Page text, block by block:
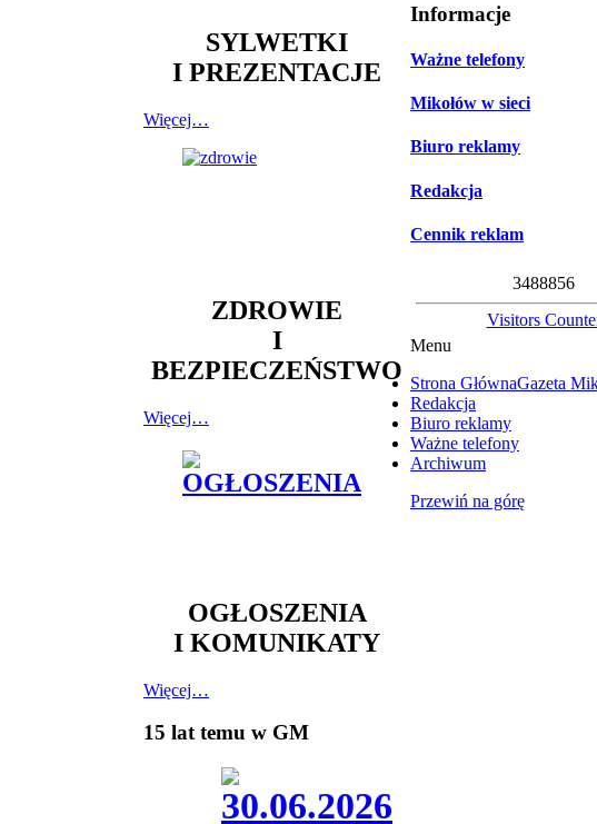
SYLWETKI
I PREZENTACJE
Więcej…
ZDROWIE
I
BEZPIECZEŃSTWO
Więcej…
OGŁOSZENIA
I KOMUNIKATY
Więcej…
15 lat temu w GM
Informacje
Ważne telefony
Mikołów w sieci
Biuro reklamy
Redakcja
Cennik reklam
3488856
Visitors
Menu
Strona GłównaGazeta
Redakcja
Biuro reklamy
Ważne telefony
Archiwum
Przewiń na górę